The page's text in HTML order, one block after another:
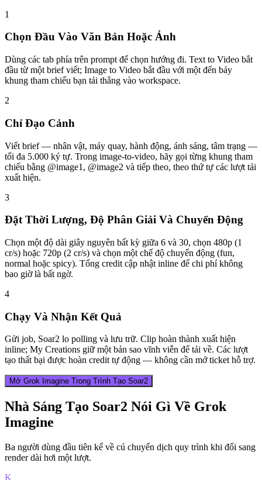
1
Chọn Đầu Vào Văn Bản Hoặc Ảnh
Dùng các tab phía trên prompt để chọn hướng đi. Text to Video bắt
đầu từ một brief viết; Image to Video bắt đầu với một đến bảy
khung tham chiếu bạn tải thẳng vào workspace.
2
Chỉ Đạo Cảnh
Viết brief — nhân vật, máy quay, hành động, ánh sáng, tâm trạng —
tối đa 5.000 ký tự. Trong image-to-video, hãy gọi từng khung tham
chiếu bằng @image1, @image2 và tiếp theo, theo thứ tự các lượt tải
xuất hiện.
3
Đặt Thời Lượng, Độ Phân Giải Và Chuyển Động
Chọn một độ dài giây nguyên bất kỳ giữa 6 và 30, chọn 480p (1
cr/s) hoặc 720p (2 cr/s) và chọn một chế độ chuyển động (fun,
normal hoặc spicy). Tổng credit cập nhật inline để chi phí không
bao giờ là bất ngờ.
4
Chạy Và Nhận Kết Quả
Gửi job, Soar2 lo polling và lưu trữ. Clip hoàn thành xuất hiện
inline; My Creations giữ một bản sao vĩnh viễn để tải về. Các lượt
tạo thất bại được hoàn credit tự động — không cần mở ticket hỗ trợ.
Mở Grok Imagine Trong Trình Tạo Soar2
Nhà Sáng Tạo Soar2 Nói Gì Về Grok
Imagine
Ba người dùng đầu tiên kể về cú chuyển dịch quy trình khi đổi sang
render dài hơi một lượt.
K